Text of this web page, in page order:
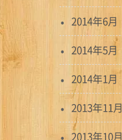
2014年6月
2014年5月
2014年1月
2013年11月
2013年10月